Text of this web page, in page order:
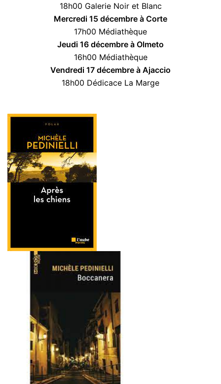
18h00 Galerie Noir et Blanc
Mercredi 15 décembre à Corte
17h00 Médiathèque
Jeudi 16 décembre à Olmeto
16h00 Médiathèque
Vendredi 17 décembre à Ajaccio
18h00 Dédicace La Marge